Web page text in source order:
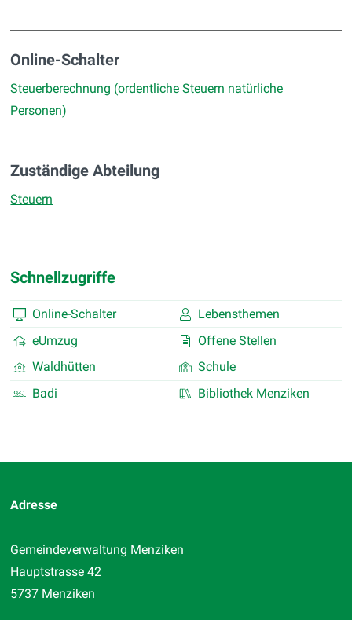
Online-Schalter
Steuerberechnung (ordentliche Steuern natürliche
Personen)
Zuständige Abteilung
Steuern
Schnellzugriffe
Online-Schalter
Lebensthemen
eUmzug
Offene Stellen
Waldhütten
Schule
Badi
Bibliothek Menziken
Adresse
Gemeindeverwaltung Menziken
Hauptstrasse 42
5737 Menziken